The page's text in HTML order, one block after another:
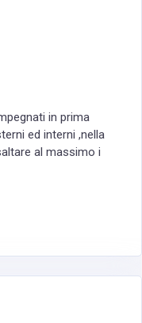
in prima
ed interni ,nella
al massimo i